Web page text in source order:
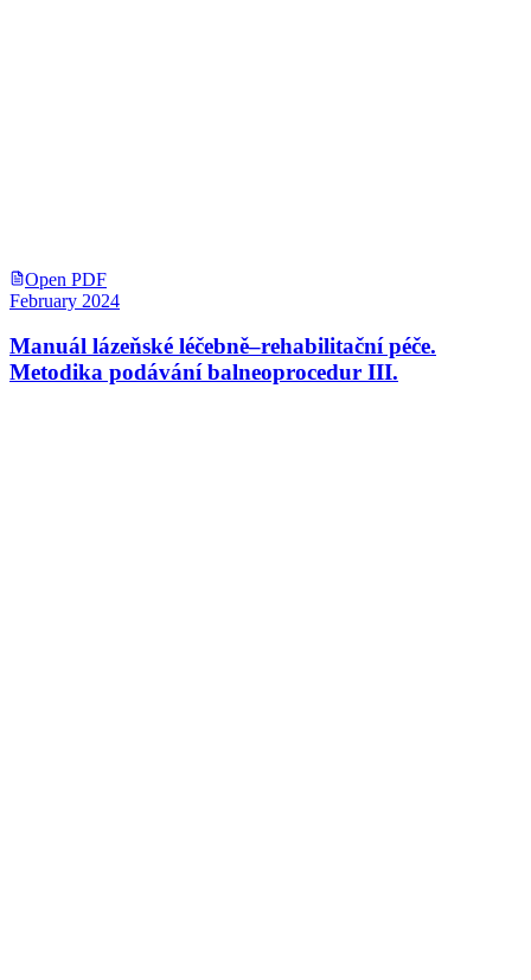
Open PDF
February 2024
Manuál lázeňské léčebně–rehabilitační péče.
Metodika podávání balneoprocedur III.